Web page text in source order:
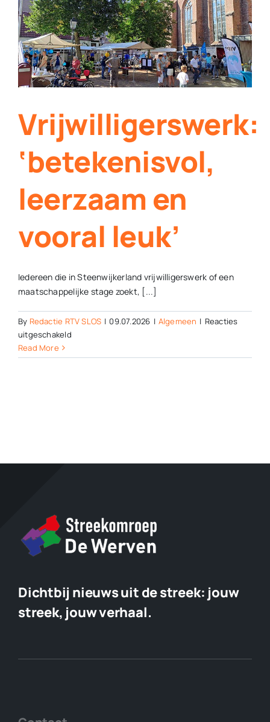
Contact
Plaats je eigen nieuws
Vrijwilligerswerk:
‘betekenisvol,
leerzaam en
vooral leuk’
Iedereen die in Steenwijkerland vrijwilligerswerk of een
maatschappelijke stage zoekt, [...]
By Redactie RTV SLOS | 09.07.2026 | Algemeen | Reacties
uitgeschakeldvoor
‘betekenisvol,
Read More
Dichtbij nieuws uit de streek: jouw
streek, jouw verhaal.